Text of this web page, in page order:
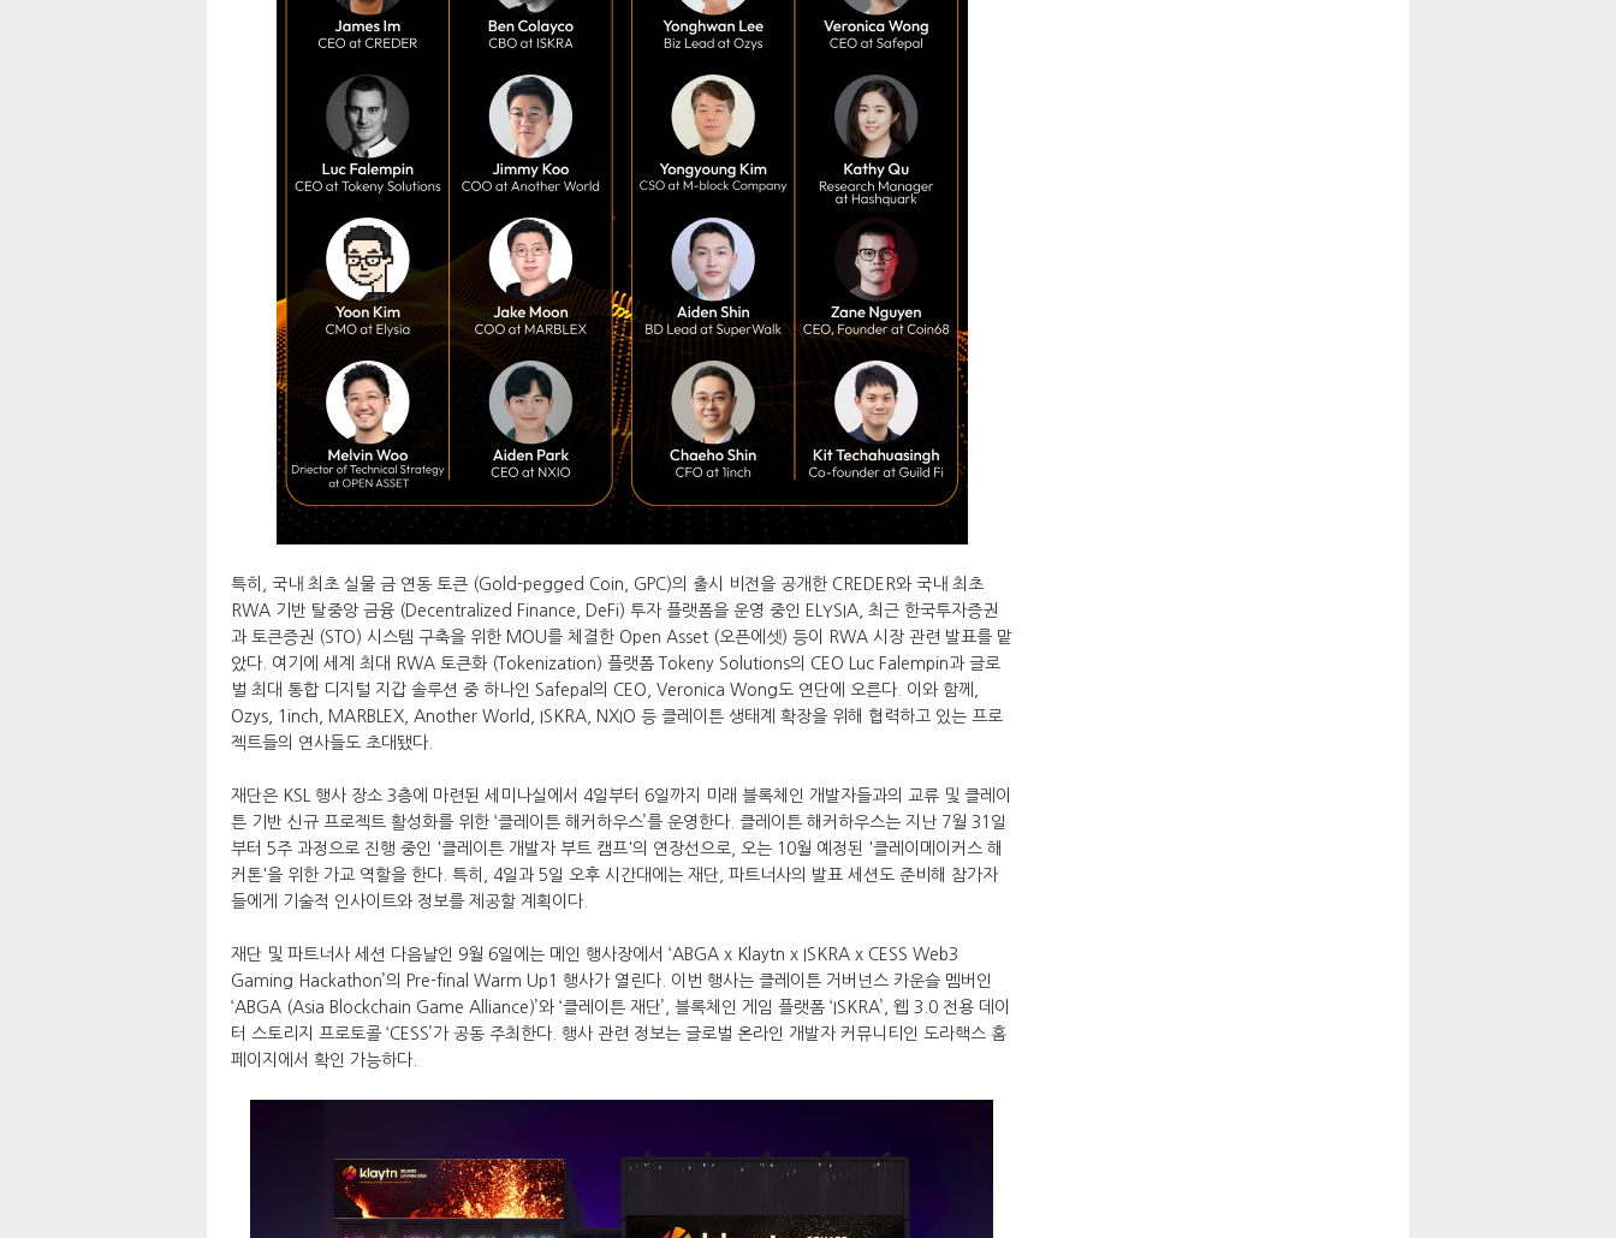
특히, 국내 최초 실물 금 연동 토큰 (Gold-pegged Coin, GPC)의 출시 비전을 공개한 CREDER와 국내 최초
RWA 기반 탈중앙 금융 (Decentralized Finance, DeFi) 투자 플랫폼을 운영 중인 ELYSIA, 최근 한국투자증권
과 토큰증권 (STO) 시스템 구축을 위한 MOU를 체결한 Open Asset (오픈에셋) 등이 RWA 시장 관련 발표를 맡
았다. 여기에 세계 최대 RWA 토큰화 (Tokenization) 플랫폼 Tokeny Solutions의 CEO Luc Falempin과 글로
벌 최대 통합 디지털 지갑 솔루션 중 하나인 Safepal의 CEO, Veronica Wong도 연단에 오른다. 이와 함께,
Ozys, 1inch, MARBLEX, Another World, ISKRA, NXIO 등 클레이튼 생태계 확장을 위해 협력하고 있는 프로
젝트들의 연사들도 초대됐다.
재단은 KSL 행사 장소 3층에 마련된 세미나실에서 4일부터 6일까지 미래 블록체인 개발자들과의 교류 및 클레이
튼 기반 신규 프로젝트 활성화를 위한 ‘클레이튼 해커하우스’를 운영한다. 클레이튼 해커하우스는 지난 7월 31일
부터 5주 과정으로 진행 중인 '클레이튼 개발자 부트 캠프'의 연장선으로, 오는 10월 예정된 '클레이메이커스 해
커톤'을 위한 가교 역할을 한다. 특히, 4일과 5일 오후 시간대에는 재단, 파트너사의 발표 세션도 준비해 참가자
들에게 기술적 인사이트와 정보를 제공할 계획이다.
재단 및 파트너사 세션 다음날인 9월 6일에는 메인 행사장에서 ‘ABGA x Klaytn x ISKRA x CESS Web3
Gaming Hackathon’의 Pre-final Warm Up1 행사가 열린다. 이번 행사는 클레이튼 거버넌스 카운슬 멤버인
‘ABGA (Asia Blockchain Game Alliance)’와 ‘클레이튼 재단’, 블록체인 게임 플랫폼 ‘ISKRA’, 웹 3.0 전용 데이
터 스토리지 프로토콜 ‘CESS’가 공동 주최한다. 행사 관련 정보는 글로벌 온라인 개발자 커뮤니티인 도라핵스 홈
페이지에서 확인 가능하다.